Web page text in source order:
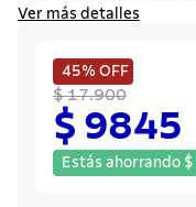
Ver más detalles
45% OFF
$ 17.900
$ 9845
Estás ahorrando $
7.
sartenes
cuchillo
10. olla